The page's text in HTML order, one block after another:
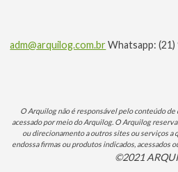
adm@arquilog.com.brWhatsapp:
O Arquilog não é responsável pelo conteúdo
acessado por meio do Arquilog. O Arquilog
ou direcionamento a outros sites ou serviços a
endossa firmas ou produtos indicados, acessados
©2021